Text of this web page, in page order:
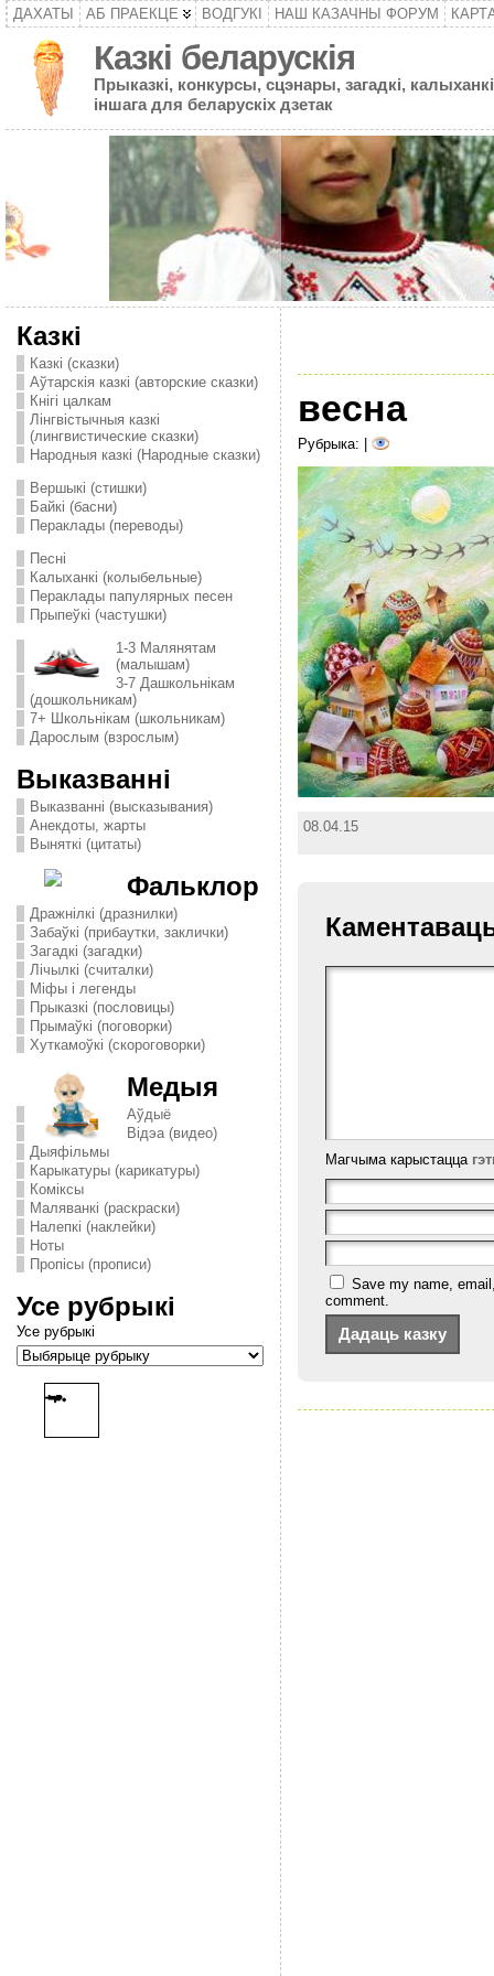
ДАХАТЫ АБ ПРАЕКЦЕ ВОДГУКІ НАШ КАЗАЧНЫ ФОРУМ
Казкі беларускія
Прыказкі, конкурсы, сцэнары, загадкі,
іншага для беларускіх дзетак
Казкі
Казкі (сказки)
Аўтарскія казкі (авторские сказки)
Кнігі цалкам
Лінгвістычныя казкі
(лингвистические сказки)
Народныя казкі (Народные сказки)
Вершыкі (стишки)
Байкі (басни)
Пераклады (переводы)
Песні
Калыханкі (колыбельные)
Пераклады папулярных песен
Прыпеўкі (частушки)
1-3 Малянятам
(малышам)
3-7 Дашкольнікам
(дошкольникам)
7+ Школьнікам (школьникам)
Дарослым (взрослым)
Выказванні
Выказванні (высказывания)
Анекдоты, жарты
Выняткі (цитаты)
Фальклор
Дражнілкі (дразнилки)
Забаўкі (прибаутки, заклички)
Загадкі (загадки)
Лічылкі (считалки)
Міфы і легенды
Прыказкі (пословицы)
Прымаўкі (поговорки)
Хуткамоўкі (скороговорки)
Медыя
Аўдыё
Відэа (видео)
Дыяфільмы
Карыкатуры (карикатуры)
Комiксы
Маляванкі (раскраски)
Налепкі (наклейки)
Ноты
Пропісы (прописи)
Усе рубрыкі
Усе рубрыкі
весна
Рубрыка: |
08.04.15
Магчыма карыстацца
Save my name,
comment.